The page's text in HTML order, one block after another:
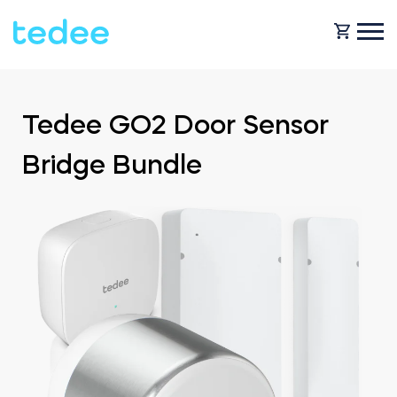
Maison
Entreprise
PRODUITS
Serrures
Tedee GO
Tedee GO2
BOUTIQUE
ASSISTANCE
Tedee GO2 Door Sensor
Bridge Bundle